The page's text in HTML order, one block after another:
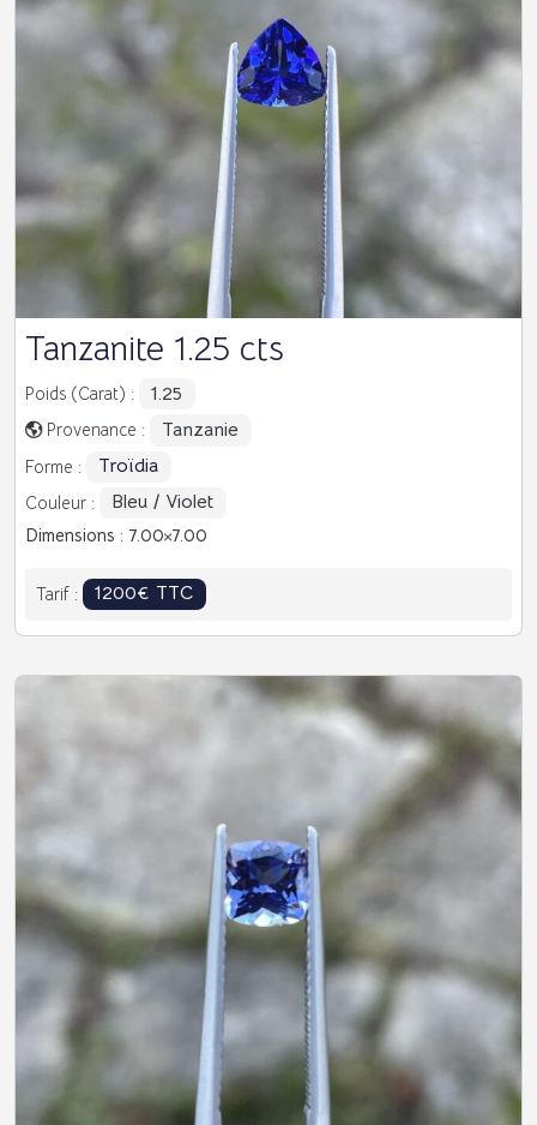
Tanzanite 1.25 cts
Poids (Carat) : 1.25
Provenance : Tanzanie
Forme : Troïdia
Couleur : Bleu / Violet
Dimensions : 7.00 7.00
Tarif : 1200€ TTC